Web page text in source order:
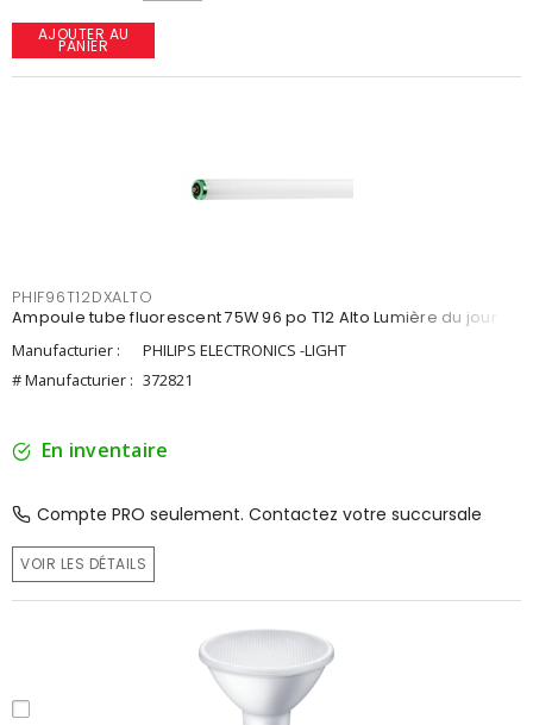
AJOUTER AU
PANIER
PHIF96T12DXALTO
Ampoule tube fluorescent 75W 96 po T12 Alto Lumière du jour
Manufacturier :
PHILIPS ELECTRONICS -LIGHT
# Manufacturier : 372821
En inventaire
Compte PRO seulement. Contactez votre succursale
VOIR LES DÉTAILS